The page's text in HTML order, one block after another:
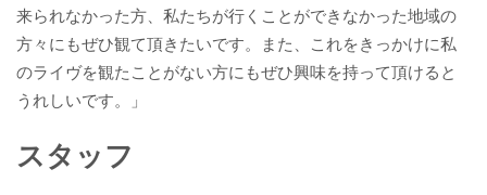
来られなかった方、私たちが行くことができなかった地域の
方々にもぜひ観て頂きたいです。また、これをきっかけに私
のライヴを観たことがない方にもぜひ興味を持って頂けると
うれしいです。」
スタッフ